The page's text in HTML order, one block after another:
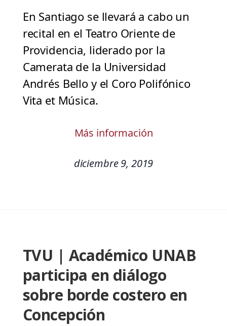
En Santiago se llevará a cabo un
recital en el Teatro Oriente de
Providencia, liderado por la
Camerata de la Universidad
Andrés Bello y el Coro Polifónico
Vita et Música.
Más información
diciembre 9, 2019
TVU | Académico UNAB
participa en diálogo
sobre borde costero en
Concepción